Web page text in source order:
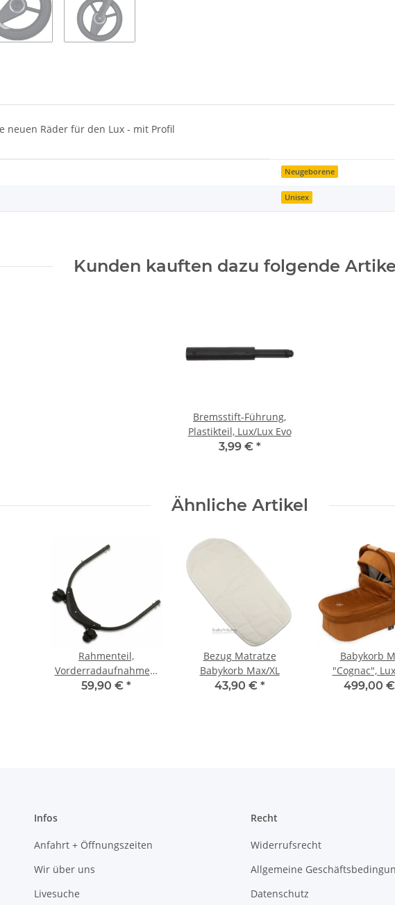
neuen Räder für den Lux - mit Profil
Neugeborene
Unisex
Kunden kauften dazu folgende
Bremsstift-Führung,
Plastikteil, Lux/Lux Evo
3,99 € *
Ähnliche Artikel
Rahmenteil,
Vorderradaufnahmen,
Varius/Varius Pro,
59,90 € *
Bezug Matratze
Babykorb Max/XL
43,90 € *
Babykorb
"Cognac",
499,00
Infos
Anfahrt + Öffnungszeiten
Wir über uns
Livesuche
Recht
Widerrufsrecht
Allgemeine
Datenschutz